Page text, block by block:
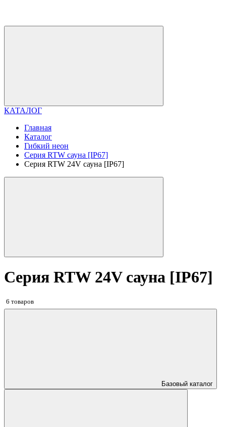
КАТАЛОГ
Главная
Каталог
Гибкий неон
Серия RTW сауна [IP67]
Серия RTW 24V сауна [IP67]
Серия RTW 24V сауна [IP67]
6 товаров
Базовый каталог